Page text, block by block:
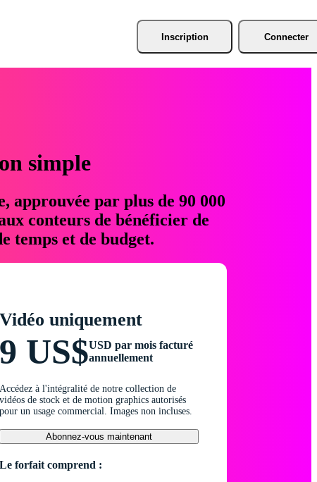
Inscription Connecter
simple
approuvée par plus de 90 000
conteurs de bénéficier de
temps et de budget.
Vidéo uniquement
9 US$USD par mois facturé
annuellement
Accédez à l'intégralité de notre collection de
vidéos de stock et de motion graphics autorisés
pour un usage commercial. Images non incluses.
Abonnez-vous maintenant
Le forfait comprend :